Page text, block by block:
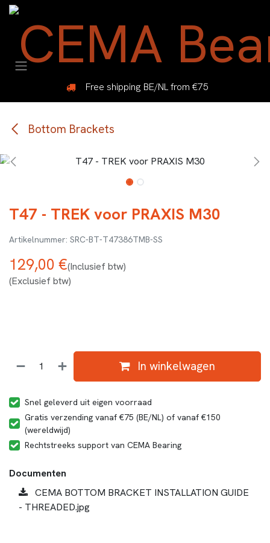
Overslaan naar inhoud
Free shipping BE/NL from €75
Bottom Brackets
T47 - TREK voor PRAXIS M30
SRC-BT-T47386TMB-SS
129,00 €(Inclusief btw)
(Exclusief btw)
In winkelwagen
Snel geleverd uit eigen voorraad
Gratis verzending vanaf €75 (BE/NL) of vanaf €150
(wereldwijd)
Rechtstreeks support van CEMA Bearing
Documenten
CEMA BOTTOM BRACKET INSTALLATION GUIDE
- THREADED.jpg